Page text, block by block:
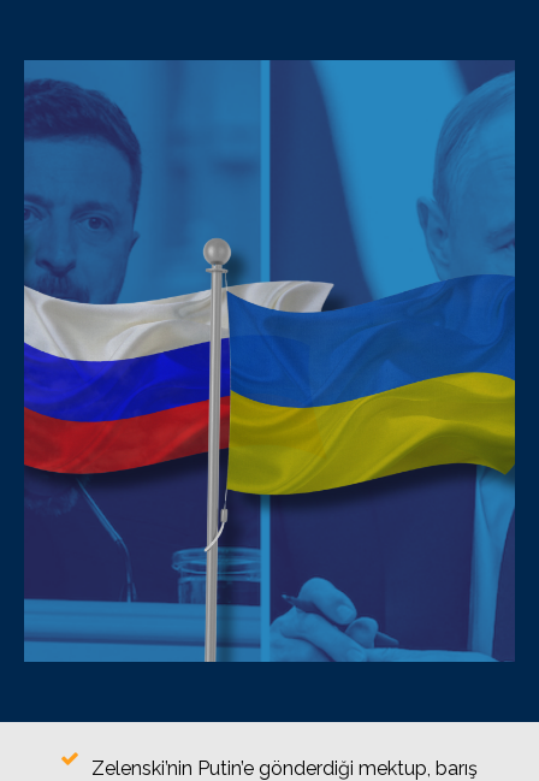
Zelenski’nin Putin’e gönderdiği mektup, barış